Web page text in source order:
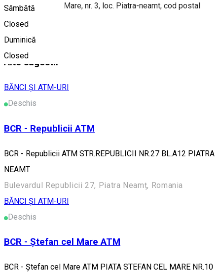
Sâmbătă
Closed
Duminică
Closed
Piata Stefan Cel Mare, nr. 3, loc. Piatra-neamt, cod postal
610109
Alte sugestii
BĂNCI ȘI ATM-URI
Deschis
BCR - Republicii ATM
BCR - Republicii ATM STR.REPUBLICII NR.27 BL.A12 PIATRA
NEAMT
Bulevardul Republicii 27, Piatra Neamț, Romania
BĂNCI ȘI ATM-URI
Deschis
BCR - Ștefan cel Mare ATM
BCR - Ștefan cel Mare ATM PIATA STEFAN CEL MARE NR.10